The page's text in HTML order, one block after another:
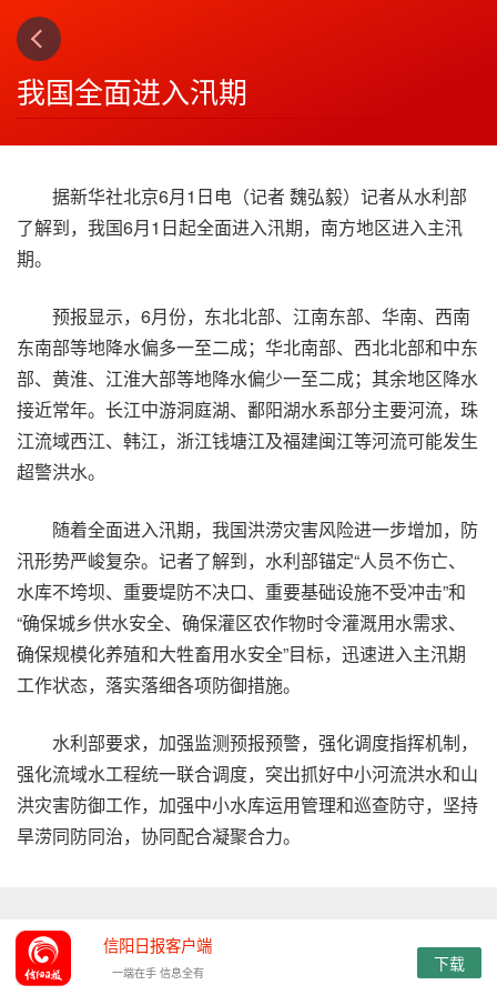
我国全面进入汛期
据新华社北京6月1日电（记者 魏弘毅）记者从水利部
了解到，我国6月1日起全面进入汛期，南方地区进入主汛
期。
预报显示，6月份，东北北部、江南东部、华南、西南
东南部等地降水偏多一至二成；华北南部、西北北部和中东
部、黄淮、江淮大部等地降水偏少一至二成；其余地区降水
接近常年。长江中游洞庭湖、鄱阳湖水系部分主要河流，珠
江流域西江、韩江，浙江钱塘江及福建闽江等河流可能发生
超警洪水。
随着全面进入汛期，我国洪涝灾害风险进一步增加，防
汛形势严峻复杂。记者了解到，水利部锚定“人员不伤亡、
水库不垮坝、重要堤防不决口、重要基础设施不受冲击”和
“确保城乡供水安全、确保灌区农作物时令灌溉用水需求、
确保规模化养殖和大牲畜用水安全”目标，迅速进入主汛期
工作状态，落实落细各项防御措施。
水利部要求，加强监测预报预警，强化调度指挥机制，
强化流域水工程统一联合调度，突出抓好中小河流洪水和山
洪灾害防御工作，加强中小水库运用管理和巡查防守，坚持
旱涝同防同治，协同配合凝聚合力。
信阳日报客户端
一端在手 信息全有 下载